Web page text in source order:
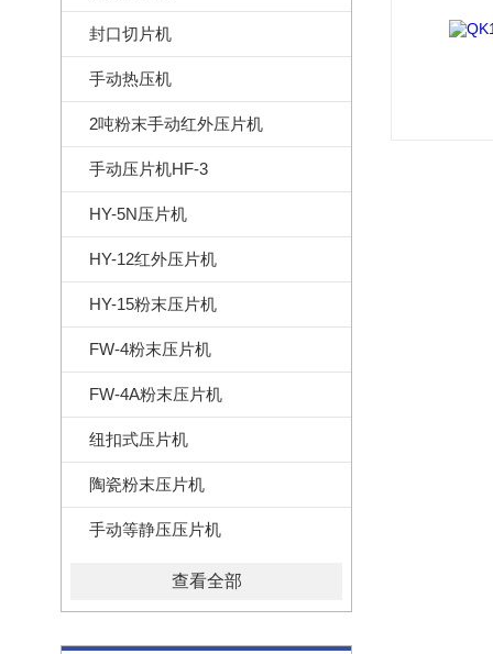
封口切片机
手动热压机
2吨粉末手动红外压片机
手动压片机HF-3
HY-5N压片机
HY-12红外压片机
HY-15粉末压片机
FW-4粉末压片机
FW-4A粉末压片机
纽扣式压片机
陶瓷粉末压片机
手动等静压压片机
查看全部